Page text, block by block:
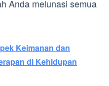
Anda melunasi semua
Keimanan dan
di Kehidupan